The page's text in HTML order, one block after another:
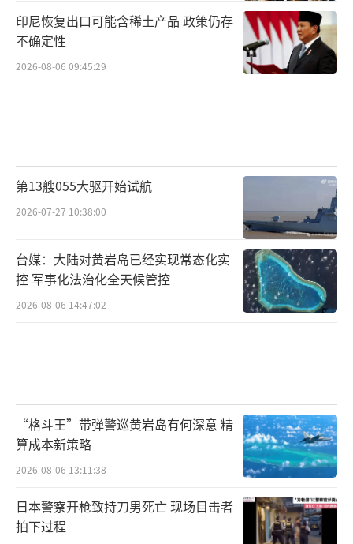
但只是演习而已？又不是特指日本和“台
独”。只能说日本非要给自己“加戏”、求锤
国防政策。说的再直白一点，就是你只要不招
惹，我们肯定不会开火的？
可一次次的警告和敲打，日本就是听不
懂？非要指望特朗普能救他们。难道没发现现
在特朗普已经“见死不救”了吗？
赢”被明明白白写进了国家战略。
即便是特朗普想要增加其亚洲区域内的影
响力，他也只会更倾向于“台湾”。之所以这
么说，是因为他刚刚撕毁承诺，签署了所谓的
《涉台法案》。
印尼恢复出口可能含稀土产品 政策仍存
不确定性
2026-08-06 09:45:29
第13艘055大驱开始试航
2026-07-27 10:38:00
台媒：大陆对黄岩岛已经实现常态化实
控 军事化法治化全天候管控
2026-08-06 14:47:02
“格斗王”带弹警巡黄岩岛有何深意 精
算成本新策略
2026-08-06 13:11:38
日本警察开枪致持刀男死亡 现场目击者
拍下过程